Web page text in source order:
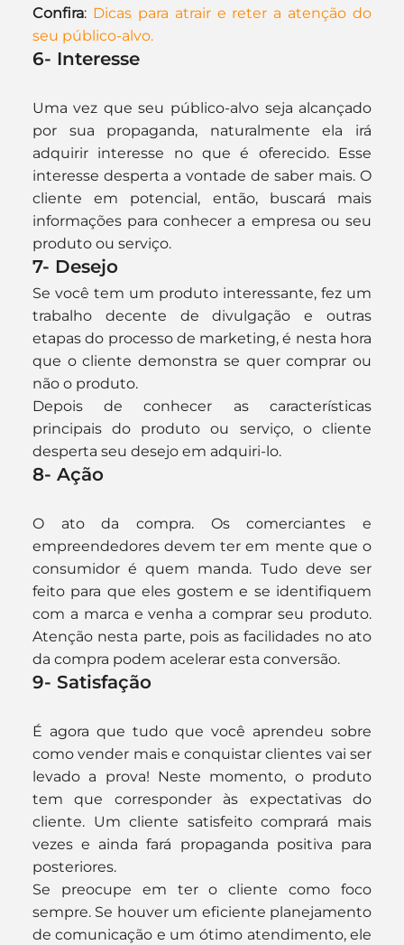
Confira: Dicas para atrair e reter a atenção do
seu público-alvo.
6- Interesse
Uma vez que seu público-alvo seja alcançado
por sua propaganda, naturalmente ela irá
adquirir interesse no que é oferecido. Esse
interesse desperta a vontade de saber mais. O
cliente em potencial, então, buscará mais
informações para conhecer a empresa ou seu
produto ou serviço.
7- Desejo
Se você tem um produto interessante, fez um
trabalho decente de divulgação e outras
etapas do processo de marketing, é nesta hora
que o cliente demonstra se quer comprar ou
não o produto.
Depois de conhecer as características
principais do produto ou serviço, o cliente
desperta seu desejo em adquiri-lo.
8- Ação
O ato da compra. Os comerciantes e
empreendedores devem ter em mente que o
consumidor é quem manda. Tudo deve ser
feito para que eles gostem e se identifiquem
com a marca e venha a comprar seu produto.
Atenção nesta parte, pois as facilidades no ato
da compra podem acelerar esta conversão.
9- Satisfação
É agora que tudo que você aprendeu sobre
como vender mais e conquistar clientes vai ser
levado a prova! Neste momento, o produto
tem que corresponder às expectativas do
cliente. Um cliente satisfeito comprará mais
vezes e ainda fará propaganda positiva para
posteriores.
Se preocupe em ter o cliente como foco
sempre. Se houver um eficiente planejamento
de comunicação e um ótimo atendimento, ele